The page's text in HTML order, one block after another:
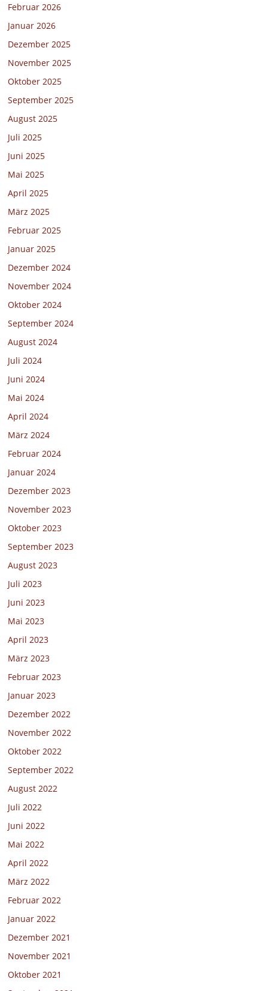
Februar 2026
Januar 2026
Dezember 2025
November 2025
Oktober 2025
September 2025
August 2025
Juli 2025
Juni 2025
Mai 2025
April 2025
März 2025
Februar 2025
Januar 2025
Dezember 2024
November 2024
Oktober 2024
September 2024
August 2024
Juli 2024
Juni 2024
Mai 2024
April 2024
März 2024
Februar 2024
Januar 2024
Dezember 2023
November 2023
Oktober 2023
September 2023
August 2023
Juli 2023
Juni 2023
Mai 2023
April 2023
März 2023
Februar 2023
Januar 2023
Dezember 2022
November 2022
Oktober 2022
September 2022
August 2022
Juli 2022
Juni 2022
Mai 2022
April 2022
März 2022
Februar 2022
Januar 2022
Dezember 2021
November 2021
Oktober 2021